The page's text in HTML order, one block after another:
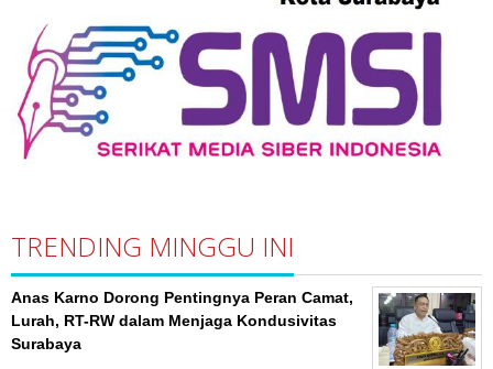
TRENDING MINGGU INI
Anas Karno Dorong Pentingnya Peran Camat,
Lurah, RT-RW dalam Menjaga Kondusivitas
Surabaya